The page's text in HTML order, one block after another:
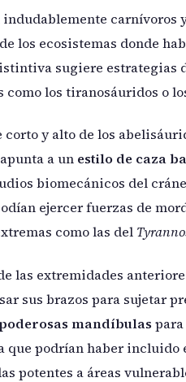
indudablemente carnívoros
los ecosistemas donde
sugiere estrategias
como los tiranosáuridos o
y alto de los
a un estilo de caza
biomecánicos del
ejercer fuerzas de
como las del
las extremidades
sus brazos para sujetar
poderosas mandíbulas
que podrían haber incluido
potentes a áreas